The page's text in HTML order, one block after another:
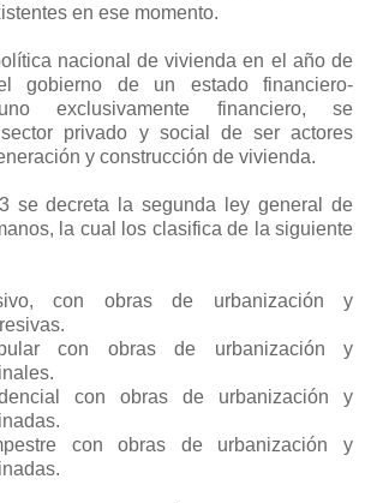
en ese momento.
nacional de vivienda en el año de
gobierno de un estado financiero-
exclusivamente financiero, se
privado y social de ser actores
y construcción de vivienda.
se decreta la segunda ley general de
la cual los clasifica de la siguiente
con obras de urbanización y
con obras de urbanización y
con obras de urbanización y
con obras de urbanización y